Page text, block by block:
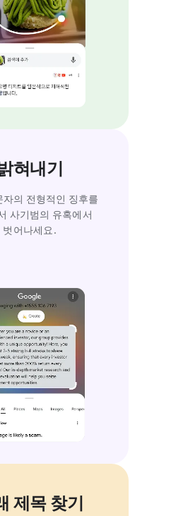
혀내기
자의 전형적인 징후를
사기범의 유혹에서
벗어나세요.
제목 찾기